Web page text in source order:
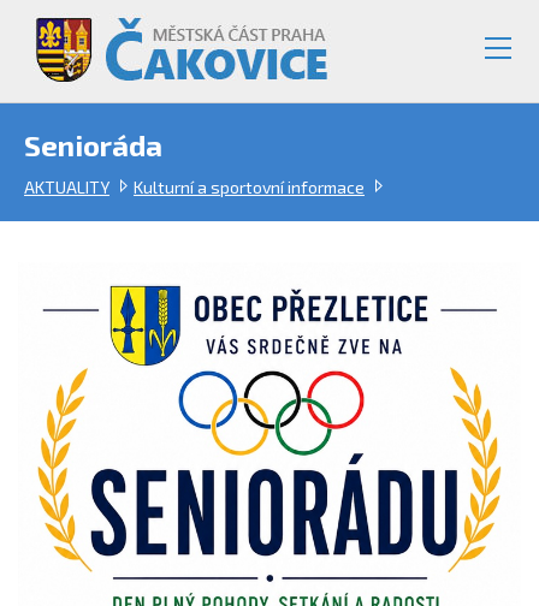
Senioráda
AKTUALITY Kulturní a sportovní informace